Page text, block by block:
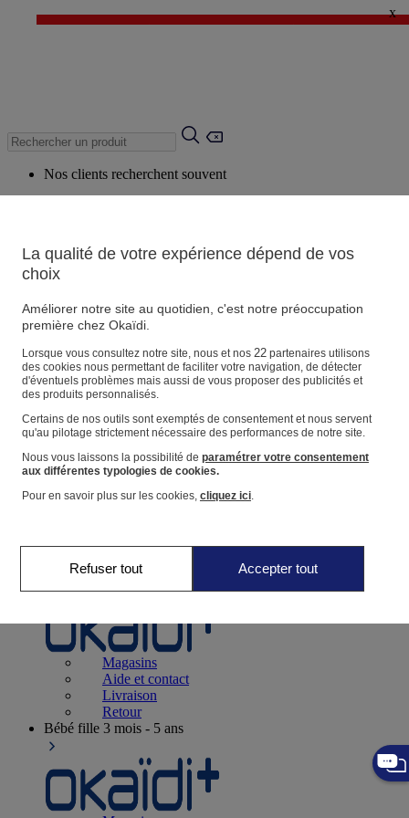
✨ LAST DAYS : Jusqu'à -60%* ✨
x
Nos clients recherchent souvent
Produits suggérés
Voir tous les produits
Magasin
Vos informations personnelles
Suivre une commande
Panier
Favoris
Naissance0-12 mois
Magasins
Aide et contact
Livraison
Retour
Bébé fille 3 mois - 5 ans
La qualité de votre expérience dépend de vos
choix
Améliorer notre site au quotidien, c'est notre préoccupation
première chez Okaïdi.
Lorsque vous consultez notre site, nous et nos 22partenaires utilisons
des cookies nous permettant de faciliter votre navigation, de détecter
d'éventuels problèmes mais aussi de vous proposer des publicités et
des produits personnalisés.
Certains de nos outils sont exemptés de consentement et nous servent
qu'au pilotage strictement nécessaire des performances de notre site.
Nous vous laissons la possibilité de paramétrer votre consentement
aux différentes typologies de cookies.
Pour en savoir plus sur les cookies, cliquez ici.
Refuser tout Accepter tout